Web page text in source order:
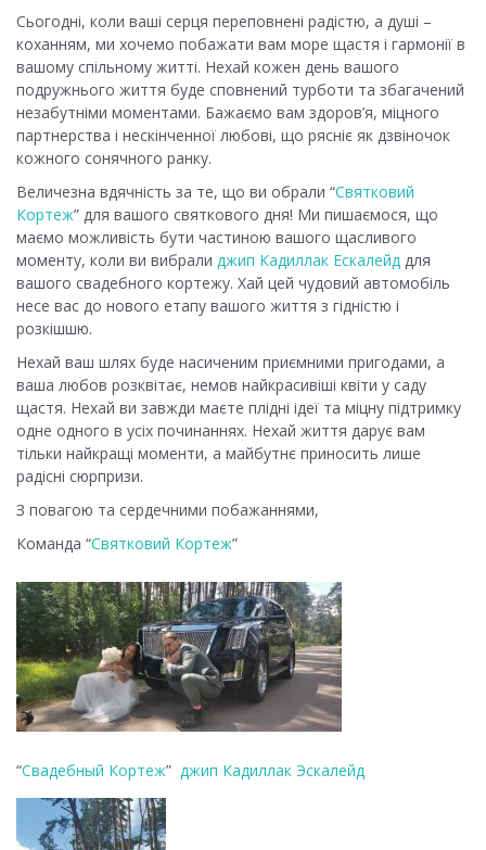
Сьогодні, коли ваші серця переповнені радістю, а душі –
коханням, ми хочемо побажати вам море щастя і гармонії в
вашому спільному житті. Нехай кожен день вашого
подружнього життя буде сповнений турботи та збагачений
незабутніми моментами. Бажаємо вам здоров’я, міцного
партнерства і нескінченної любові, що рясніє як дзвіночок
кожного сонячного ранку.
Величезна вдячність за те, що ви обрали “Святковий
Кортеж” для вашого святкового дня! Ми пишаємося, що
маємо можливість бути частиною вашого щасливого
моменту, коли ви вибрали джип Кадиллак Ескалейд для
вашого свадебного кортежу. Хай цей чудовий автомобіль
несе вас до нового етапу вашого життя з гідністю і
розкішшю.
Нехай ваш шлях буде насиченим приємними пригодами, а
ваша любов розквітає, немов найкрасивіші квіти у саду
щастя. Нехай ви завжди маєте плідні ідеї та міцну підтримку
одне одного в усіх починаннях. Нехай життя дарує вам
тільки найкращі моменти, а майбутнє приносить лише
радісні сюрпризи.
З повагою та сердечними побажаннями,
Команда “Святковий Кортеж”
“Свадебный Кортеж” джип Кадиллак Эскалейд